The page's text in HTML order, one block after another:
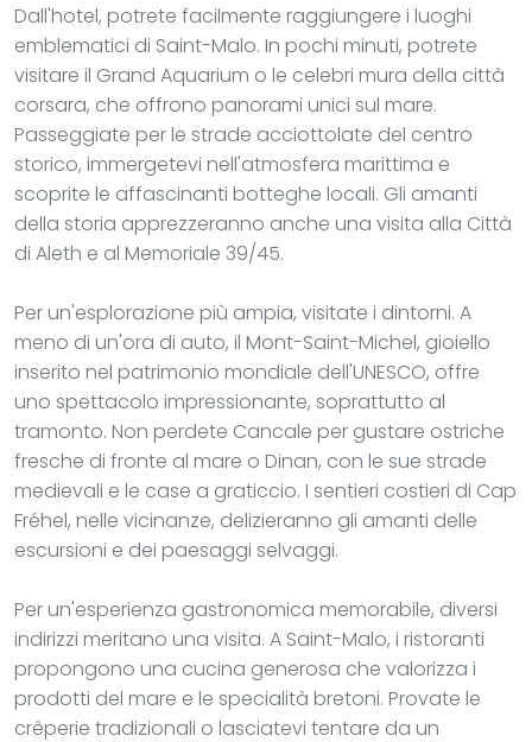
Dall'hotel, potrete facilmente raggiungere i luoghi
emblematici di Saint-Malo. In pochi minuti, potrete
visitare il Grand Aquarium o le celebri mura della città
corsara, che offrono panorami unici sul mare.
Passeggiate per le strade acciottolate del centro
storico, immergetevi nell'atmosfera marittima e
scoprite le affascinanti botteghe locali. Gli amanti
della storia apprezzeranno anche una visita alla Città
di Aleth e al Memoriale 39/45.
Per un'esplorazione più ampia, visitate i dintorni. A
meno di un'ora di auto, il Mont-Saint-Michel, gioiello
inserito nel patrimonio mondiale dell'UNESCO, offre
uno spettacolo impressionante, soprattutto al
tramonto. Non perdete Cancale per gustare ostriche
fresche di fronte al mare o Dinan, con le sue strade
medievali e le case a graticcio. I sentieri costieri di Cap
Fréhel, nelle vicinanze, delizieranno gli amanti delle
escursioni e dei paesaggi selvaggi.
Per un'esperienza gastronomica memorabile, diversi
indirizzi meritano una visita. A Saint-Malo, i ristoranti
propongono una cucina generosa che valorizza i
prodotti del mare e le specialità bretoni. Provate le
crêperie tradizionali o lasciatevi tentare da un